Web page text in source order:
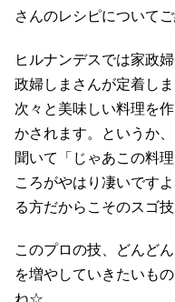
さんのレシピについてご
ヒルナンデスでは家政
政婦しまさんが定着し
次々と美味しい料理を
かされます。というか
聞いて「じゃあこの料
ころがやはり凄いです
る方だからこそのスゴ技
このプロの技、どんど
を増やしていきたいも